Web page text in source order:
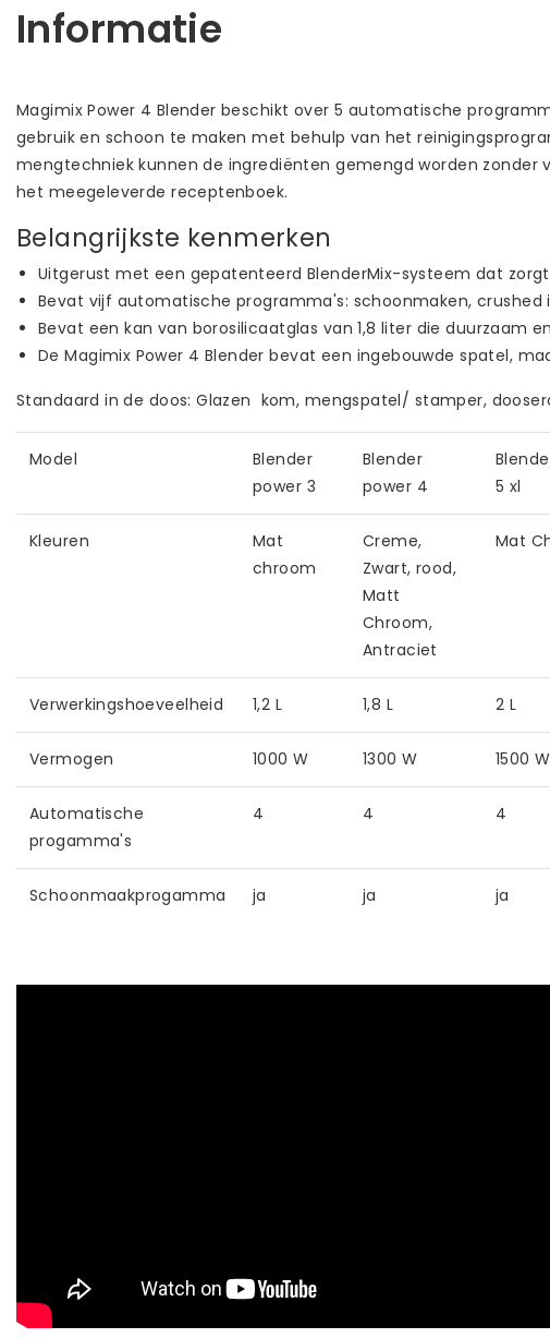
Informatie
Magimix Power 4 Blender beschikt over 5 automatische
gebruik en schoon te maken met behulp van het
mengtechniek kunnen de ingrediënten gemengd worden
het meegeleverde receptenboek.
Belangrijkste kenmerken
Uitgerust met een gepatenteerd BlenderMix-systeem dat
Bevat vijf automatische programma's: schoonmaken, crushed
Bevat een kan van borosilicaatglas van 1,8 liter die duurzaam
De Magimix Power 4 Blender bevat een ingebouwde spatel,
Standaard in de doos: Glazen kom, mengspatel/ stamper,
Model
Blender
power 3
Blender
power 4
5 xl
Kleuren
Mat
chroom
Creme,
Zwart, rood,
Matt
Chroom,
Antraciet
Mat
Verwerkingshoeveelheid 1,2 L 1,8 L 2 L
Vermogen 1000 W 1300 W 1500 W
Automatische
progamma's
4 4 4
Schoonmaakprogamma ja ja ja